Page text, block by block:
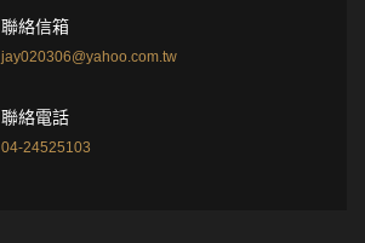
聯絡信箱
jay020306@yahoo.com.tw
聯絡電話
04-24525103